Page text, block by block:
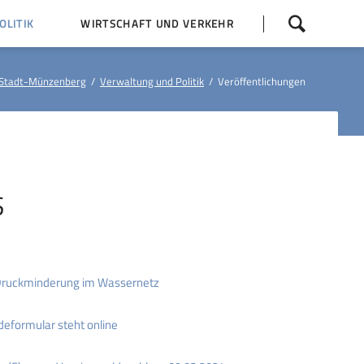
überspringen
WIRTSCHAFT UND VERKEHR
Münzenberg Verwaltung und Politik Veröffentlichungen
im Wassernetz
steht online